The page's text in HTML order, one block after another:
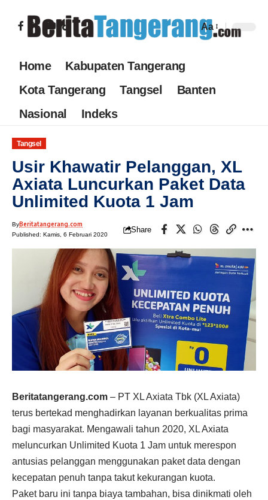
Aa
Home
Kabupaten Tangerang
Kota Tangerang
Tangsel
Banten
Nasional
Indeks
Tangsel
Usir Khawatir Pelanggan, XL
Axiata Luncurkan Paket Data
Unlimited Kuota 1 Jam
ByBeritatangerang.com
Published: Kamis, 6 Februari 2020
Share
Beritatangerang.com – PT XL Axiata Tbk (XL Axiata)
terus bertekad menghadirkan layanan berkualitas prima
bagi masyarakat. Mengawali tahun 2020, XL Axiata
meluncurkan Unlimited Kuota 1 Jam untuk merespon
antusias pelanggan menggunakan paket data dengan
kecepatan penuh tanpa takut kekurangan kuota.
Paket baru ini tanpa biaya tambahan, bisa dinikmati oleh